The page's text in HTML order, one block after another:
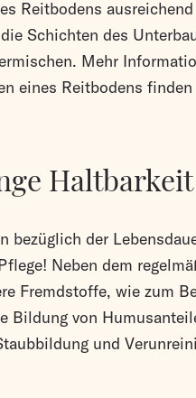
Reitbodens
Schichten des
Mehr
eines Reitbodens finden
Haltbarkeit
bezüglich der
Neben dem
Fremdstoffe, wie zum
Bildung von
und